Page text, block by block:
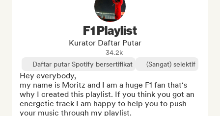
F1 Playlist
Kurator Daftar Putar
34.2k
Daftar putar Spotify bersertifikat
(Sangat) selektif
Hey everybody,
my name is Moritz and I am a huge F1 fan that‘s
why I created this playlist. If you think you got an
energetic track I am happy to help you to push
your music through my playlist.